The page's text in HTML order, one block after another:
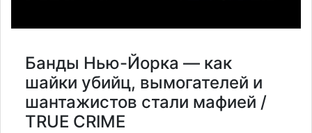
Банды Нью-Йорка — как
шайки убийц, вымогателей и
шантажистов стали мафией /
TRUE CRIME